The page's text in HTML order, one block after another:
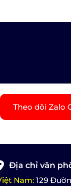
Theo dõi Zalo
Địa chỉ văn
Nam: 129